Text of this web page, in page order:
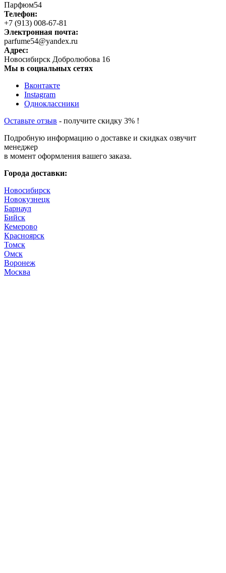
Парфюм54
Телефон:
+7 (913) 008-67-81
Электронная почта:
parfume54@yandex.ru
Адрес:
Новосибирск Добролюбова 16
Мы в социальных сетях
Вконтакте
Instagram
Одноклассники
Оставьте отзыв - получите скидку 3% !
Подробную информацию о доставке и скидках озвучит
менеджер
в момент оформления вашего заказа.
Города доставки:
Новосибирск
Новокузнецк
Барнаул
Бийск
Кемерово
Красноярск
Томск
Омск
Воронеж
Москва